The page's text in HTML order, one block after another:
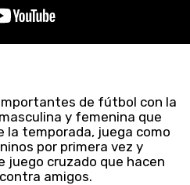
de fútbol con la
y femenina que
la temporada, juega como
por primera vez y
cruzado que hacen
amigos.